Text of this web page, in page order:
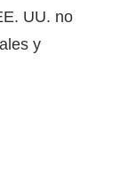
UU. no
y